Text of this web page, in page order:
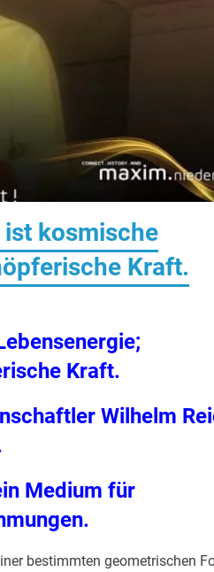
kosmische
Kraft.
Kraft.
Wilhelm
Medium für
bestimmten geometrischen